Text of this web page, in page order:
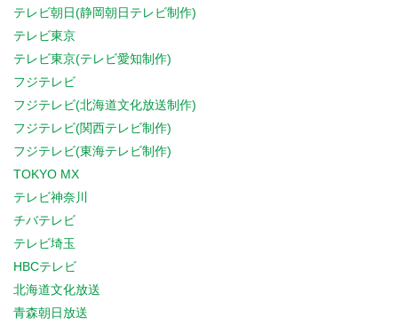
テレビ朝日(静岡朝日テレビ制作)
テレビ東京
テレビ東京(テレビ愛知制作)
フジテレビ
フジテレビ(北海道文化放送制作)
フジテレビ(関西テレビ制作)
フジテレビ(東海テレビ制作)
TOKYO MX
テレビ神奈川
チバテレビ
テレビ埼玉
HBCテレビ
北海道文化放送
青森朝日放送